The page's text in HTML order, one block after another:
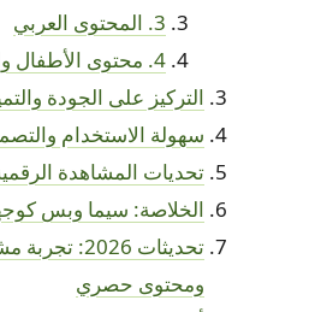
3. المحتوى العربي
4. محتوى الأطفال والعائلة
التركيز على الجودة
سهولة الاستخدام
تحديات المشاهدة
الخلاصة: سيما وبس
تحديثات 2026:
ومحتوى حصري